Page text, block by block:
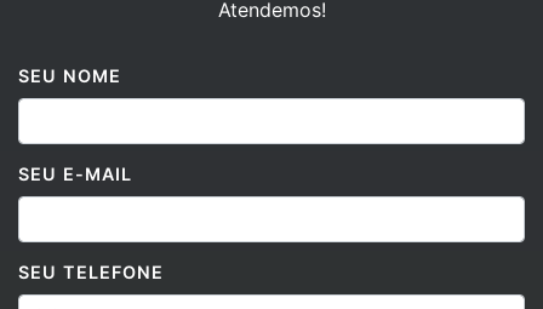
Atendemos!
SEU NOME
SEU E-MAIL
SEU TELEFONE